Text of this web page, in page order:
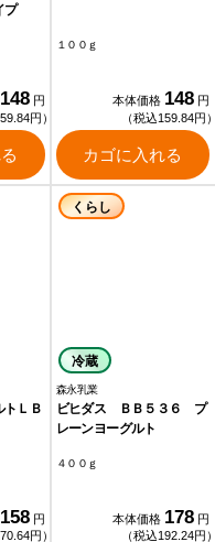
プ
148 円
円）
１００ｇ
本体価格 148 円
（税込159.84円
カゴに入れる
トＬＢ
158 円
円）
くらし
冷蔵
森永乳業
ビヒダス ＢＢ５３６ プ
レーンヨーグルト
４００ｇ
本体価格 178 円
（税込192.24円